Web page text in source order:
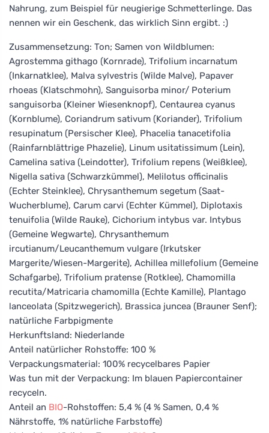
Nahrung, zum Beispiel für neugierige Schmetterlinge. Das
nennen wir ein Geschenk, das wirklich Sinn ergibt. :)
Zusammensetzung: Ton; Samen von Wildblumen:
Agrostemma githago (Kornrade), Trifolium incarnatum
(Inkarnatklee), Malva sylvestris (Wilde Malve), Papaver
rhoeas (Klatschmohn), Sanguisorba minor/ Poterium
sanguisorba (Kleiner Wiesenknopf), Centaurea cyanus
(Kornblume), Coriandrum sativum (Koriander), Trifolium
resupinatum (Persischer Klee), Phacelia tanacetifolia
(Rainfarnblättrige Phazelie), Linum usitatissimum (Lein),
Camelina sativa (Leindotter), Trifolium repens (Weißklee),
Nigella sativa (Schwarzkümmel), Melilotus officinalis
(Echter Steinklee), Chrysanthemum segetum (Saat-
Wucherblume), Carum carvi (Echter Kümmel), Diplotaxis
tenuifolia (Wilde Rauke), Cichorium intybus var. Intybus
(Gemeine Wegwarte), Chrysanthemum
ircutianum/Leucanthemum vulgare (Irkutsker
Margerite/Wiesen-Margerite), Achillea millefolium (Gemeine
Schafgarbe), Trifolium pratense (Rotklee), Chamomilla
recutita/Matricaria chamomilla (Echte Kamille), Plantago
lanceolata (Spitzwegerich), Brassica juncea (Brauner Senf);
natürliche Farbpigmente
Herkunftsland: Niederlande
Anteil natürlicher Rohstoffe: 100 %
Verpackungsmaterial: 100% recycelbares Papier
Was tun mit der Verpackung: Im blauen Papiercontainer
recyceln.
Anteil an BIO-Rohstoffen: 5,4 % (4 % Samen, 0,4 %
Nährstoffe, 1% natürliche Farbstoffe)